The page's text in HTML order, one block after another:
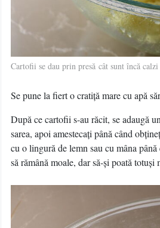
Cartofii se dau prin presă cât sunt încă
Se pune la fiert o cratiţă mare cu apă
După ce cartofii s-au răcit, se adaugă
sarea, apoi amestecaţi până când
cu o lingură de lemn sau cu mâna
să rămână moale, dar să-şi poată totuşi